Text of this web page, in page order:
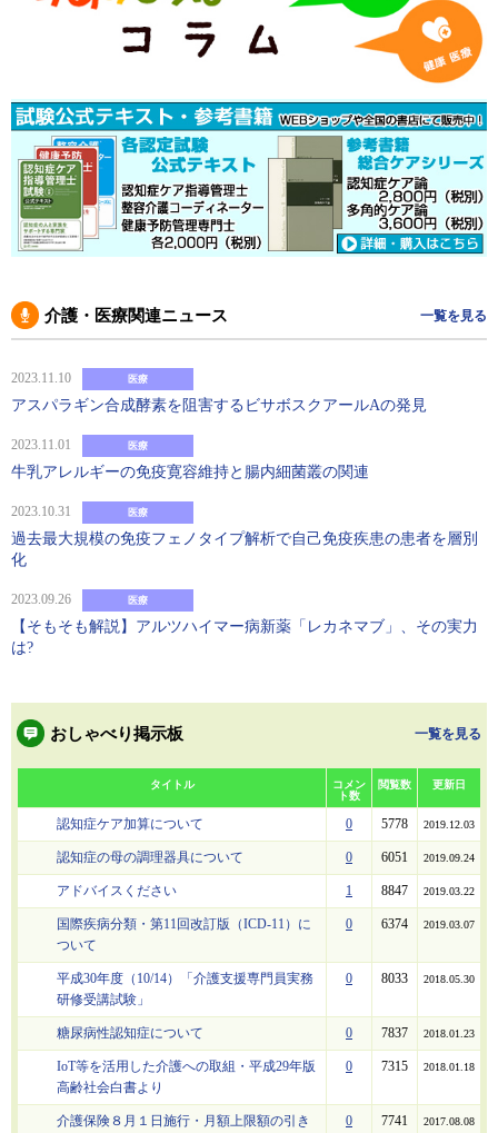
介護・医療関連ニュース 一覧を見る
2023.11.10 医療
アスパラギン合成酵素を阻害するビサボスクアールAの発見
2023.11.01 医療
牛乳アレルギーの免疫寛容維持と腸内細菌叢の関連
2023.10.31 医療
過去最大規模の免疫フェノタイプ解析で自己免疫疾患の患者を層別
化
2023.09.26 医療
【そもそも解説】アルツハイマー病新薬「レカネマブ」、その実力
は?
おしゃべり掲示板 一覧を見る
タイトル
コメン
ト数
閲覧数 更新日
認知症ケア加算について 0 5778 2019.12.03
認知症の母の調理器具について 0 6051 2019.09.24
アドバイスください 1 8847 2019.03.22
国際疾病分類・第11回改訂版（ICD-11）に
ついて
0 6374 2019.03.07
平成30年度（10/14）「介護支援専門員実務
研修受講試験」
0 8033 2018.05.30
糖尿病性認知症について 0 7837 2018.01.23
IoT等を活用した介護への取組・平成29年版
高齢社会白書より
0 7315 2018.01.18
介護保険８月１日施行・月額上限額の引き
0 7741 2017.08.08